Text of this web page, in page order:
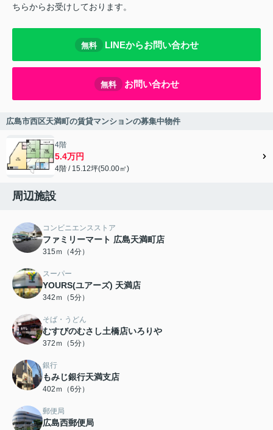
ちらからお受けしております。
無料 LINEからお問い合わせ
無料 お問い合わせ
広島市西区天満町の賃貸マンションの募集中物件
4階
5.4万円
4階 / 15.12坪(50.00㎡)
周辺施設
コンビニエンスストア
ファミリーマート 広島天満町店
315ｍ（4分）
スーパー
YOURS(ユアーズ) 天満店
342ｍ（5分）
そば・うどん
むすびのむさし土橋店いろりや
372ｍ（5分）
銀行
もみじ銀行天満支店
402ｍ（6分）
郵便局
広島西郵便局